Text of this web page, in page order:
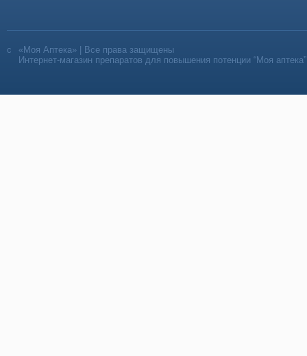
«Моя Аптека» | Все права защищены
Интернет-магазин препаратов для повышения потенции “Моя